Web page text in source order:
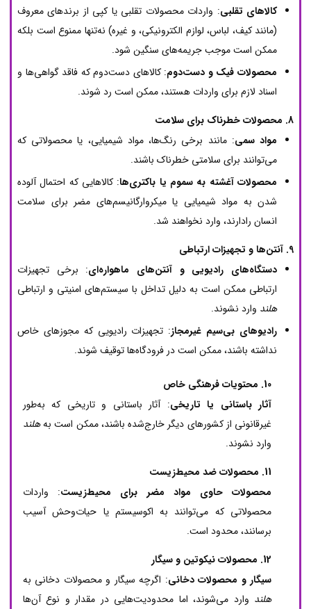
کالاهای تقلبی: واردات محصولات تقلبی یا کپی از برندهای معروف
(مانند کیف، لباس، لوازم الکترونیکی، و غیره) نه‌تنها ممنوع است بلکه
ممکن است موجب جریمه‌های سنگین شود.
محصولات فیک و دست‌دوم: کالاهای دست‌دوم که فاقد گواهی‌ها و
اسناد لازم برای واردات هستند، ممکن است رد شوند.
8. محصولات خطرناک برای سلامت
مواد سمی: مانند برخی رنگ‌ها، مواد شیمیایی، یا محصولاتی که
می‌توانند برای سلامتی خطرناک باشند.
محصولات آغشته به سموم یا باکتری‌ها: کالاهایی که احتمال آلوده
شدن به مواد شیمیایی یا میکروارگانیسم‌های مضر برای سلامت
انسان رادارند، وارد نخواهند شد.
9. آنتن‌ها و تجهیزات ارتباطی
دستگاه‌های رادیویی و آنتن‌های ماهواره‌ای: برخی تجهیزات
ارتباطی ممکن است به دلیل تداخل با سیستم‌های امنیتی و ارتباطی
هلند وارد نشوند.
رادیوهای بی‌سیم غیرمجاز: تجهیزات رادیویی که مجوزهای خاص
نداشته باشند، ممکن است در فرودگاه‌ها توقیف شوند.
10. محتویات فرهنگی خاص
آثار باستانی یا تاریخی: آثار باستانی و تاریخی که به‌طور
غیرقانونی از کشورهای دیگر خارج‌شده باشند، ممکن است بههلند
وارد نشوند.
11. محصولات ضد محیط‌زیست
محصولات حاوی مواد مضر برای محیط‌زیست: واردات
محصولاتی که می‌توانند به اکوسیستم یا حیات‌وحش آسیب
برسانند، محدود است.
12. محصولات نیکوتین و سیگار
سیگار و محصولات دخانی: اگرچه سیگار و محصولات دخانی به
هلند وارد می‌شوند، اما محدودیت‌هایی در مقدار و نوع آن‌ها